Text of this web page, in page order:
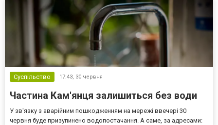
Суспільство 17:43, 30 червня
Частина Кам'янця залишиться без води
У зв'язку з аварійним пошкодженням на мережі ввечері 30
червня буде призупинено водопостачання. А саме, за адресами: